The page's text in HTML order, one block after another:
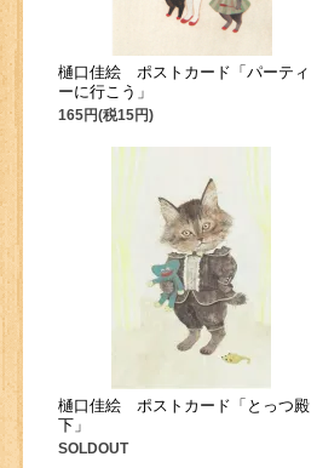
樋口佳絵 ポストカード「パーティ
ーに行こう」
165円(税15円)
樋口佳絵 ポストカード「とっつ殿
下」
SOLDOUT